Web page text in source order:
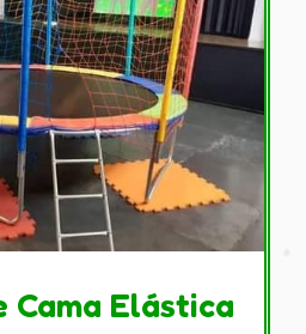
Cama Elástica